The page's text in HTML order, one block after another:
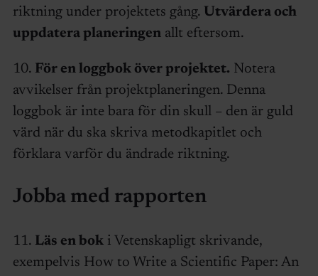
riktning under projektets gång. Utvärdera och
uppdatera planeringenallt eftersom.
10. För en loggbok över projektet. Notera
avvikelser från projektplaneringen. Denna
loggbok är inte bara för din skull – den är guld
värd när du ska skriva metodkapitlet och
förklara varför du ändrade riktning.
Jobba med rapporten
11. Läs en boki Vetenskapligt skrivande,
exempelvis How to Write a Scientific Paper: An